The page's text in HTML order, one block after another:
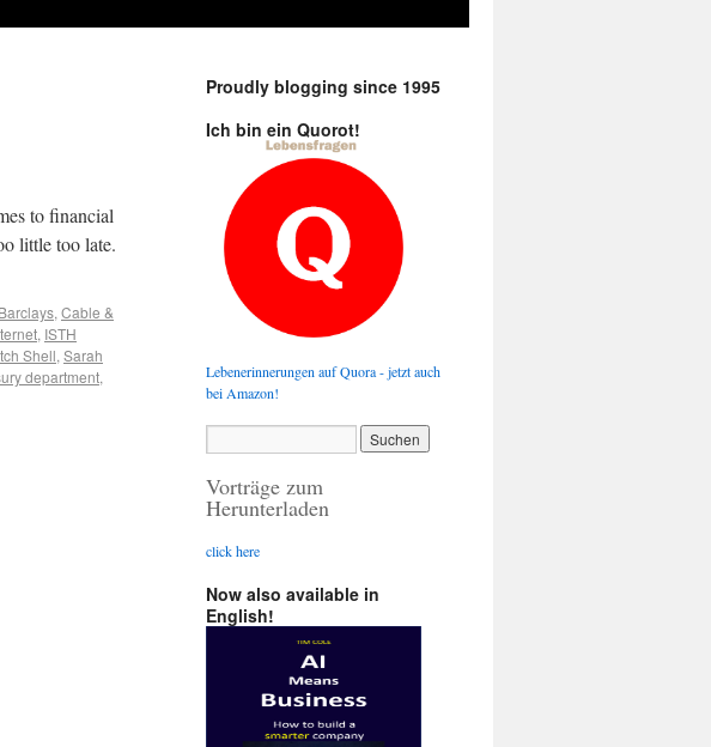
to financial
little too late.
Barclays, Cable &
, ISTH
Shell, Sarah
department,
Proudly blogging since 1995
Ich bin ein Quorot!
Lebenerinnerungen auf Quora - jetzt auch
bei Amazon!
Vorträge zum
Herunterladen
click here
Now also available in
English!